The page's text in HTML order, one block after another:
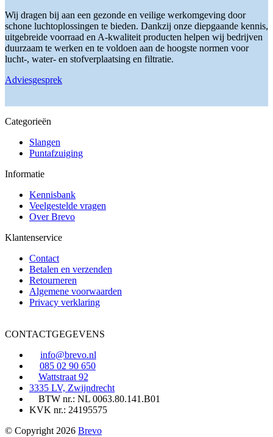
op
de
productpagina
op
de
productpagina
Wij dragen bij aan een gezonde en veilige werkomgeving door
schone luchtoplossingen te bieden. Dankzij onze diepgaande kennis,
uitgebreide voorraad en A-kwaliteit producten helpen wij bedrijven
duurzaam te werken en te voldoen aan de hoogste normen voor
lucht-, water- en stofverplaatsing en filtratie.
Adviesgesprek
Categorieën
Slangen
Puntafzuiging
Informatie
Kennisbank
Veelgestelde vragen
Over Brevo
Klantenservice
Contact
Betalen en verzenden
Retourneren
Algemene voorwaarden
Privacy verklaring
CONTACTGEGEVENS
info@brevo.nl
085 02 90 650
Wattstraat 92
3335 LV, Zwijndrecht
BTW nr.: NL 0063.80.141.B01
KVK nr.: 24195575
© Copyright 2026 Brevo